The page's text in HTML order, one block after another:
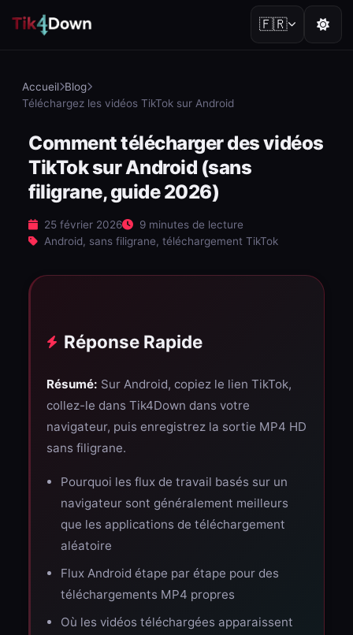
🇫🇷
Accueil Blog
Téléchargez les vidéos TikTok sur Android
Comment télécharger des vidéos
TikTok sur Android (sans
filigrane, guide 2026)
25 février 2026
9 minutes de lecture
Android, sans filigrane, téléchargement TikTok
Réponse Rapide
Résumé: Sur Android, copiez le lien TikTok,
collez-le dans Tik4Down dans votre
navigateur, puis enregistrez la sortie MP4 HD
sans filigrane.
Pourquoi les flux de travail basés sur un
navigateur sont généralement meilleurs
que les applications de téléchargement
aléatoire
Flux Android étape par étape pour des
téléchargements MP4 propres
Où les vidéos téléchargées apparaissent